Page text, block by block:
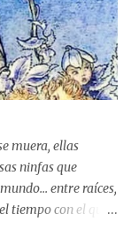
muera, ellas
ninfas que
entre raíces,
tiempo con el que